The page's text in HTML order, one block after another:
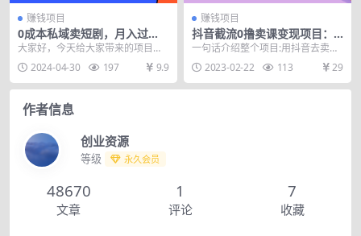
赚钱项目
0成本私域卖短剧，月入过
万，小白一部手机即可操作
（附500G短剧资源）
大家好，今天给大家带来的项目是
“0成本私域卖短剧，短剧最新玩
法，月入过万，小白一...
2024-04-30 197 9.9
赚钱项目
抖音截流0撸卖课变现项目：
这个玩法熟练之后日入至少50
0以上
一句话介绍整个项目:用抖音去卖课
大v下面去截流 引流到自己微信成
交。 项目资源:...
2023-02-22 113 29
作者信息
创业资源
等级 永久会员
48670
文章
1
评论
7
收藏